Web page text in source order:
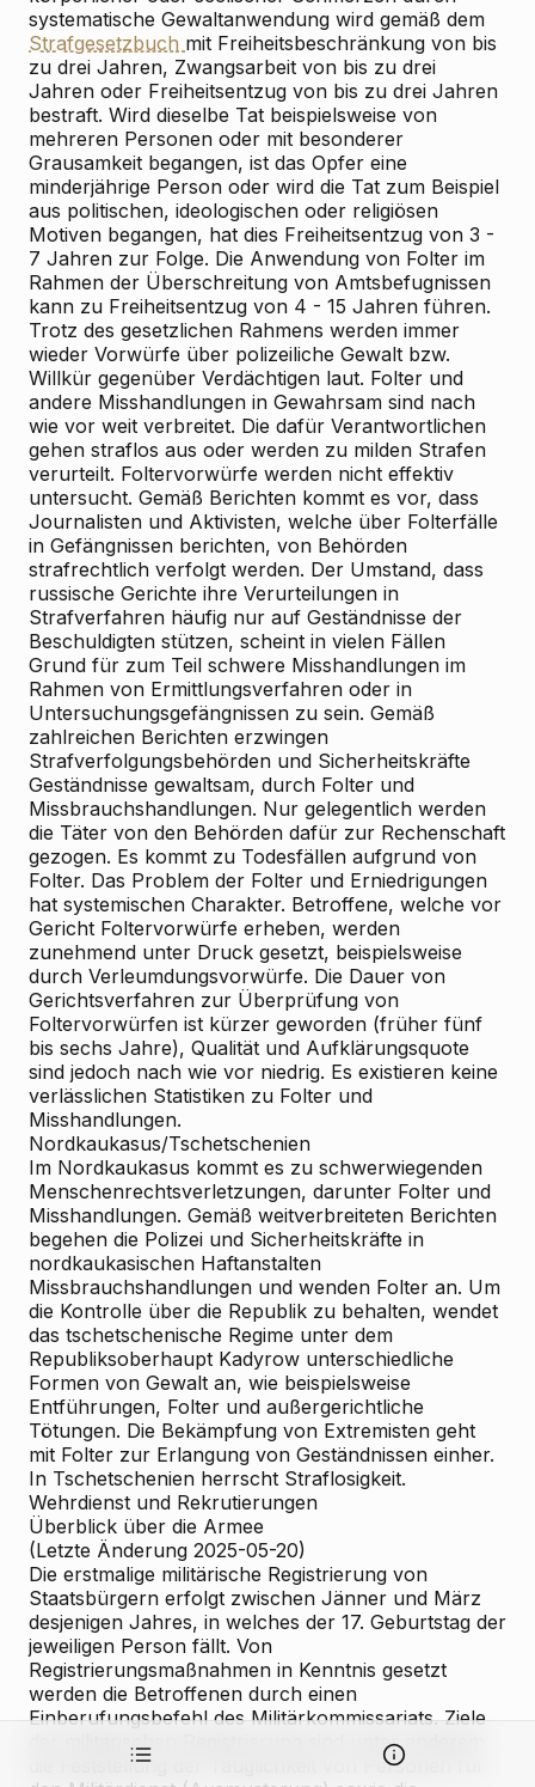
systematische Gewaltanwendung wird gemäß dem
Strafgesetzbuch mit Freiheitsbeschränkung von bis
zu drei Jahren, Zwangsarbeit von bis zu drei
Jahren oder Freiheitsentzug von bis zu drei Jahren
bestraft. Wird dieselbe Tat beispielsweise von
mehreren Personen oder mit besonderer
Grausamkeit begangen, ist das Opfer eine
minderjährige Person oder wird die Tat zum Beispiel
aus politischen, ideologischen oder religiösen
Motiven begangen, hat dies Freiheitsentzug von 3 -
7 Jahren zur Folge. Die Anwendung von Folter im
Rahmen der Überschreitung von Amtsbefugnissen
kann zu Freiheitsentzug von 4 - 15 Jahren führen.
Trotz des gesetzlichen Rahmens werden immer
wieder Vorwürfe über polizeiliche Gewalt bzw.
Willkür gegenüber Verdächtigen laut. Folter und
andere Misshandlungen in Gewahrsam sind nach
wie vor weit verbreitet. Die dafür Verantwortlichen
gehen straflos aus oder werden zu milden Strafen
verurteilt. Foltervorwürfe werden nicht effektiv
untersucht. Gemäß Berichten kommt es vor, dass
Journalisten und Aktivisten, welche über Folterfälle
in Gefängnissen berichten, von Behörden
strafrechtlich verfolgt werden. Der Umstand, dass
russische Gerichte ihre Verurteilungen in
Strafverfahren häufig nur auf Geständnisse der
Beschuldigten stützen, scheint in vielen Fällen
Grund für zum Teil schwere Misshandlungen im
Rahmen von Ermittlungsverfahren oder in
Untersuchungsgefängnissen zu sein. Gemäß
zahlreichen Berichten erzwingen
Strafverfolgungsbehörden und Sicherheitskräfte
Geständnisse gewaltsam, durch Folter und
Missbrauchshandlungen. Nur gelegentlich werden
die Täter von den Behörden dafür zur Rechenschaft
gezogen. Es kommt zu Todesfällen aufgrund von
Folter. Das Problem der Folter und Erniedrigungen
hat systemischen Charakter. Betroffene, welche vor
Gericht Foltervorwürfe erheben, werden
zunehmend unter Druck gesetzt, beispielsweise
durch Verleumdungsvorwürfe. Die Dauer von
Gerichtsverfahren zur Überprüfung von
Foltervorwürfen ist kürzer geworden (früher fünf
bis sechs Jahre), Qualität und Aufklärungsquote
sind jedoch nach wie vor niedrig. Es existieren keine
verlässlichen Statistiken zu Folter und
Misshandlungen.
Nordkaukasus/Tschetschenien
Im Nordkaukasus kommt es zu schwerwiegenden
Menschenrechtsverletzungen, darunter Folter und
Misshandlungen. Gemäß weitverbreiteten Berichten
begehen die Polizei und Sicherheitskräfte in
nordkaukasischen Haftanstalten
Missbrauchshandlungen und wenden Folter an. Um
die Kontrolle über die Republik zu behalten, wendet
das tschetschenische Regime unter dem
Republiksoberhaupt Kadyrow unterschiedliche
Formen von Gewalt an, wie beispielsweise
Entführungen, Folter und außergerichtliche
Tötungen. Die Bekämpfung von Extremisten geht
mit Folter zur Erlangung von Geständnissen einher.
In Tschetschenien herrscht Straflosigkeit.
Wehrdienst und Rekrutierungen
Überblick über die Armee
(Letzte Änderung 2025-05-20)
Die erstmalige militärische Registrierung von
Staatsbürgern erfolgt zwischen Jänner und März
desjenigen Jahres, in welches der 17. Geburtstag der
jeweiligen Person fällt. Von
Registrierungsmaßnahmen in Kenntnis gesetzt
werden die Betroffenen durch einen
Einberufungsbefehl des Militärkommissariats. Ziele
der militärischen Registrierung sind unter anderem
die Feststellung der Tauglichkeit von Personen für